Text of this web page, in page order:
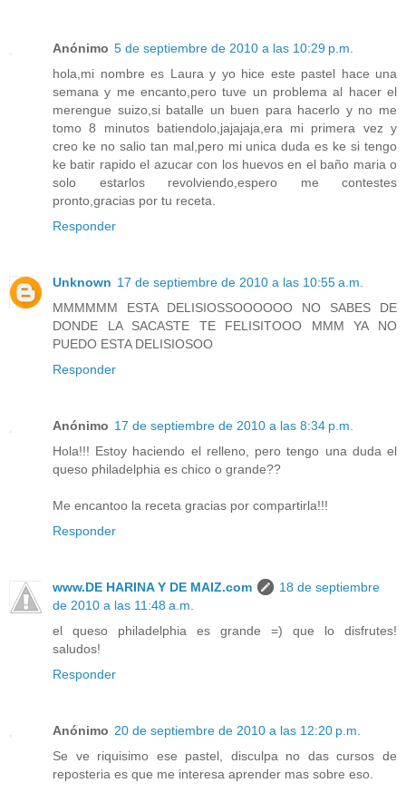
Anónimo 5 de septiembre de 2010 a las 10:29 p.m.
hola,mi nombre es Laura y yo hice este pastel hace una
semana y me encanto,pero tuve un problema al hacer el
merengue suizo,si batalle un buen para hacerlo y no me
tomo 8 minutos batiendolo,jajajaja,era mi primera vez y
creo ke no salio tan mal,pero mi unica duda es ke si tengo
ke batir rapido el azucar con los huevos en el baño maria o
solo estarlos revolviendo,espero me contestes
pronto,gracias por tu receta.
Responder
Unknown 17 de septiembre de 2010 a las 10:55 a.m.
MMMMMM ESTA DELISIOSSOOOOOO NO SABES DE
DONDE LA SACASTE TE FELISITOOO MMM YA NO
PUEDO ESTA DELISIOSOO
Responder
Anónimo 17 de septiembre de 2010 a las 8:34 p.m.
Hola!!! Estoy haciendo el relleno, pero tengo una duda el
queso philadelphia es chico o grande??
Me encantoo la receta gracias por compartirla!!!
Responder
www.DE HARINA Y DE MAIZ.com
18 de septiembre
de 2010 a las 11:48 a.m.
el queso philadelphia es grande =) que lo disfrutes!
saludos!
Responder
Anónimo 20 de septiembre de 2010 a las 12:20 p.m.
Se ve riquisimo ese pastel, disculpa no das cursos de
reposteria es que me interesa aprender mas sobre eso.